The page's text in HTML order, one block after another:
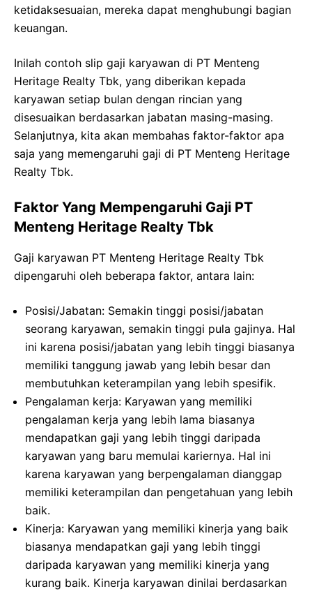
ketidaksesuaian, mereka dapat menghubungi bagian
keuangan.
Inilah contoh slip gaji karyawan di PT Menteng
Heritage Realty Tbk, yang diberikan kepada
karyawan setiap bulan dengan rincian yang
disesuaikan berdasarkan jabatan masing-masing.
Selanjutnya, kita akan membahas faktor-faktor apa
saja yang memengaruhi gaji di PT Menteng Heritage
Realty Tbk.
Faktor Yang Mempengaruhi Gaji PT
Menteng Heritage Realty Tbk
Gaji karyawan PT Menteng Heritage Realty Tbk
dipengaruhi oleh beberapa faktor, antara lain:
Posisi/Jabatan: Semakin tinggi posisi/jabatan
seorang karyawan, semakin tinggi pula gajinya. Hal
ini karena posisi/jabatan yang lebih tinggi biasanya
memiliki tanggung jawab yang lebih besar dan
membutuhkan keterampilan yang lebih spesifik.
Pengalaman kerja: Karyawan yang memiliki
pengalaman kerja yang lebih lama biasanya
mendapatkan gaji yang lebih tinggi daripada
karyawan yang baru memulai kariernya. Hal ini
karena karyawan yang berpengalaman dianggap
memiliki keterampilan dan pengetahuan yang lebih
baik.
Kinerja: Karyawan yang memiliki kinerja yang baik
biasanya mendapatkan gaji yang lebih tinggi
daripada karyawan yang memiliki kinerja yang
kurang baik. Kinerja karyawan dinilai berdasarkan